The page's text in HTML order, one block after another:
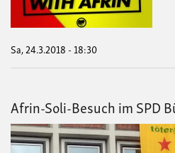
Sa, 24.3.2018 - 18:30
Afrin-Soli-Besuch im SPD